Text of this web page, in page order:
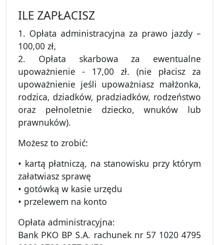
ILE ZAPŁACISZ
1. Opłata administracyjna za prawo jazdy –
100,00 zł,
2. Opłata skarbowa za ewentualne
upoważnienie - 17,00 zł. (nie płacisz za
upoważnienie jeśli upoważniasz małżonka,
rodzica, dziadków, pradziadków, rodzeństwo
oraz pełnoletnie dziecko, wnuków lub
prawnuków).
Możesz to zrobić:
• kartą płatniczą, na stanowisku przy którym
załatwiasz sprawę
• gotówką w kasie urzędu
• przelewem na konto
Opłata administracyjna:
Bank PKO BP S.A. rachunek nr 57 1020 4795